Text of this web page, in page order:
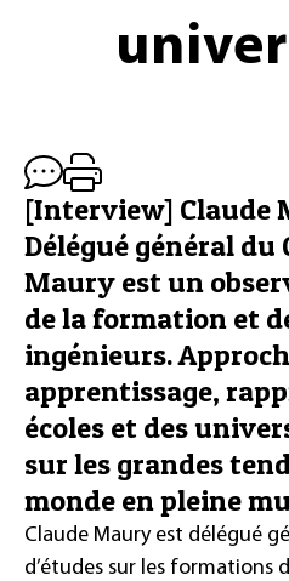
[Interview] Claude
Délégué général du
Maury est un
de la formation et
ingénieurs.
apprentissage,
écoles et des
sur les grandes
monde en pleine
Claude Maury est délégué
d’études sur les formations